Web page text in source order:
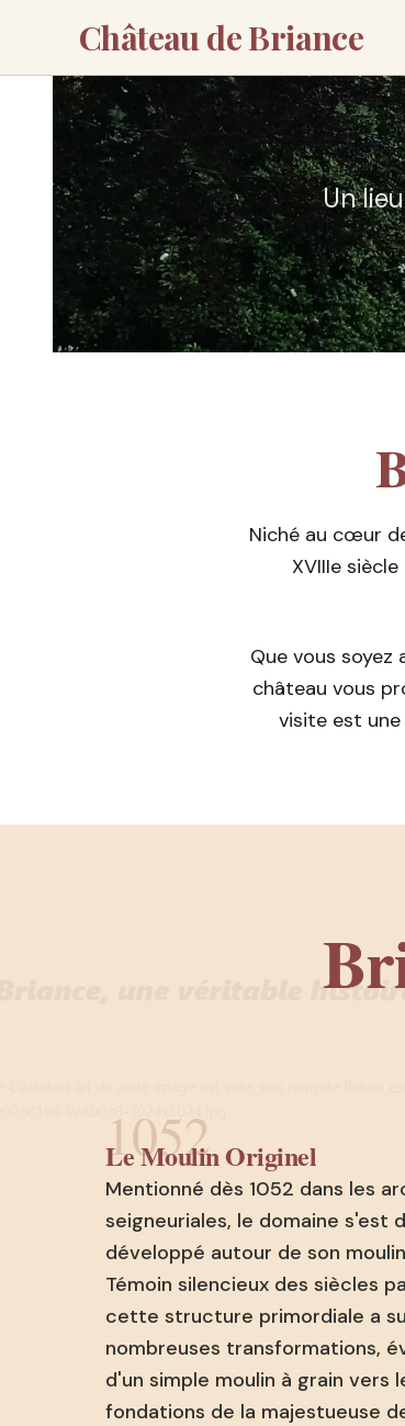
Château de Briance
Un
Niché au cœur
XVIIIe
Que vous
château vous
visite est
1052
Le Moulin Originel
Mentionné dès 1052 dans les
seigneuriales, le domaine s'est
développé autour de son
Témoin silencieux des siècles
cette structure primordiale a
nombreuses transformations,
d'un simple moulin à grain vers
fondations de la majestueuse